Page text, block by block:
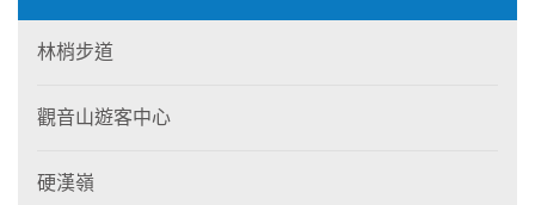
林梢步道
觀音山遊客中心
硬漢嶺